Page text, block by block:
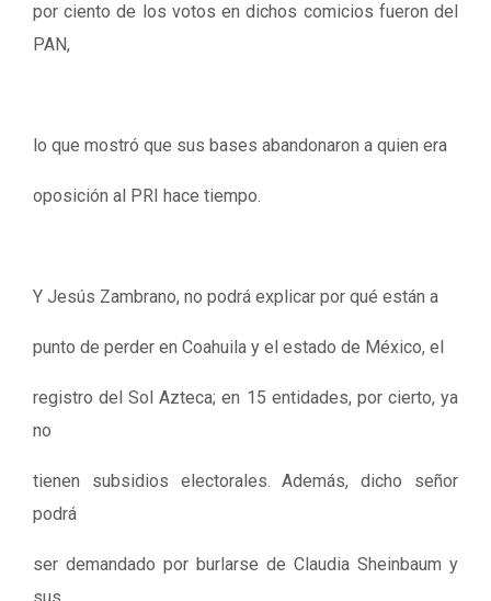
por ciento de los votos en dichos comicios fueron del
PAN,
lo que mostró que sus bases abandonaron a quien era
oposición al PRI hace tiempo.
Y Jesús Zambrano, no podrá explicar por qué están a
punto de perder en Coahuila y el estado de México, el
registro del Sol Azteca; en 15 entidades, por cierto, ya
no
tienen subsidios electorales. Además, dicho señor
podrá
ser demandado por burlarse de Claudia Sheinbaum y